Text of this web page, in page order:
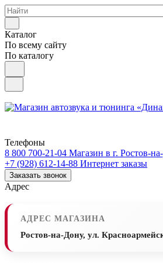
Каталог
По всему сайту
По каталогу
Телефоны
8 800 700-21-04 Магазин в г. Ростов-
+7 (928) 612-14-88 Интернет заказы
Заказать звонок
Адрес
АДРЕС МАГАЗИНА
Ростов-на-Дону, ул.